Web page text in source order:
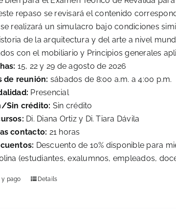
repaso se revisará el contenido
realizará un simulacro bajo condiciones
de la arquitectura y del arte a nivel
con el mobiliario y Principios generales
15, 22 y 29 de agosto de 2026
de reunión: sábados de 8:00 a.m. a 4:00 p.m.
Presencial
Sin crédito: Sin crédito
Di. Diana Ortiz y Di. Tiara Dávila
contacto: 21 horas
Descuento de 10% disponible para
(estudiantes, exalumnos, empleados,
y pago Details